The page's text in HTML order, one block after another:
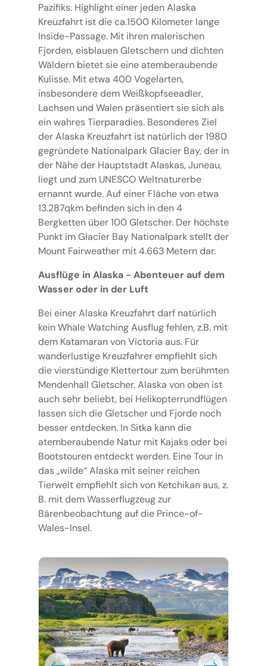
Pazifiks. Highlight einer jeden Alaska
Kreuzfahrt ist die ca.1500 Kilometer lange
Inside-Passage. Mit ihren malerischen
Fjorden, eisblauen Gletschern und dichten
Wäldern bietet sie eine atemberaubende
Kulisse. Mit etwa 400 Vogelarten,
insbesondere dem Weißkopfseeadler,
Lachsen und Walen präsentiert sie sich als
ein wahres Tierparadies. Besonderes Ziel
der Alaska Kreuzfahrt ist natürlich der 1980
gegründete Nationalpark Glacier Bay, der in
der Nähe der Hauptstadt Alaskas, Juneau,
liegt und zum UNESCO Weltnaturerbe
ernannt wurde. Auf einer Fläche von etwa
13.287qkm befinden sich in den 4
Bergketten über 100 Gletscher. Der höchste
Punkt im Glacier Bay Nationalpark stellt der
Mount Fairweather mit 4.663 Metern dar.
Ausflüge in Alaska - Abenteuer auf dem
Wasser oder in der Luft
Bei einer Alaska Kreuzfahrt darf natürlich
kein Whale Watching Ausflug fehlen, z.B. mit
dem Katamaran von Victoria aus. Für
wanderlustige Kreuzfahrer empfiehlt sich
die vierstündige Klettertour zum berühmten
Mendenhall Gletscher. Alaska von oben ist
auch sehr beliebt, bei Helikopterrundflügen
lassen sich die Gletscher und Fjorde noch
besser entdecken. In Sitka kann die
atemberaubende Natur mit Kajaks oder bei
Bootstouren entdeckt werden. Eine Tour in
das „wilde“ Alaska mit seiner reichen
Tierwelt empfiehlt sich von Ketchikan aus, z.
B. mit dem Wasserflugzeug zur
Bärenbeobachtung auf die Prince-of-
Wales-Insel.